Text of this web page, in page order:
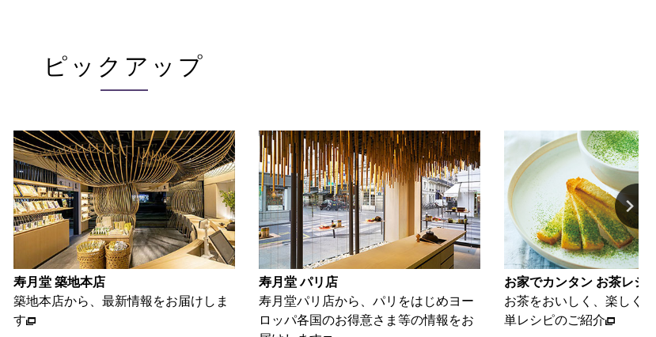
ピックアップ
寿月堂 パリ店
寿月堂パリ店から、パリをはじめヨー
ロッパ各国のお得意さま等の情報をお
お家でカンタン お茶レシピ
お茶をおいしく、楽しくいただける簡
単レシピのご紹介
動画ギャラリー
海苔とお茶を、美味しく
ご紹介いたします